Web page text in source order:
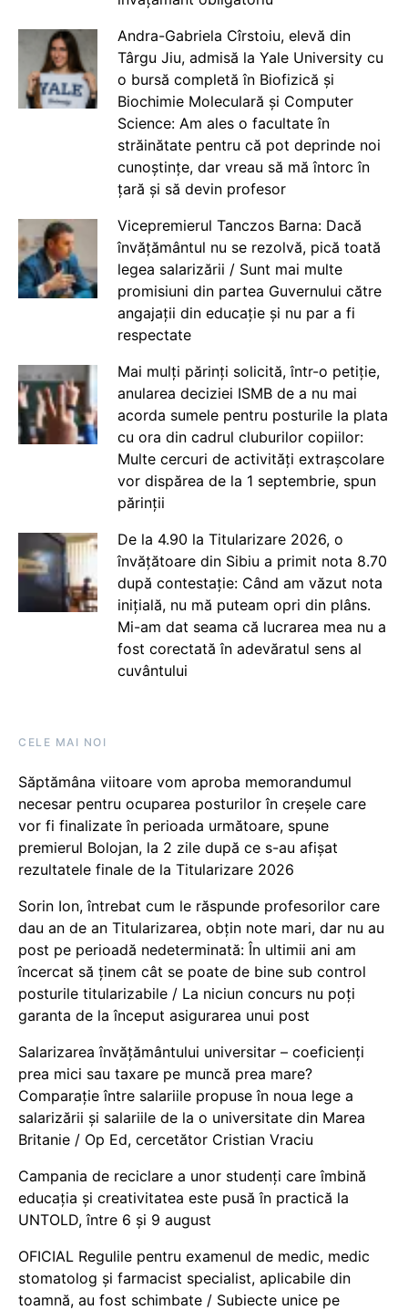
Andra-Gabriela Cîrstoiu, elevă din
Târgu Jiu, admisă la Yale University cu
o bursă completă în Biofizică și
Biochimie Moleculară și Computer
Science: Am ales o facultate în
străinătate pentru că pot deprinde noi
cunoștințe, dar vreau să mă întorc în
țară și să devin profesor
Vicepremierul Tanczos Barna: Dacă
învățământul nu se rezolvă, pică toată
legea salarizării / Sunt mai multe
promisiuni din partea Guvernului către
angajații din educație și nu par a fi
respectate
Mai mulți părinți solicită, într-o petiție,
anularea deciziei ISMB de a nu mai
acorda sumele pentru posturile la plata
cu ora din cadrul cluburilor copiilor:
Multe cercuri de activități extrașcolare
vor dispărea de la 1 septembrie, spun
părinții
De la 4.90 la Titularizare 2026, o
învățătoare din Sibiu a primit nota 8.70
după contestație: Când am văzut nota
inițială, nu mă puteam opri din plâns.
Mi-am dat seama că lucrarea mea nu a
fost corectată în adevăratul sens al
cuvântului
CELE MAI NOI
Săptămâna viitoare vom aproba memorandumul
necesar pentru ocuparea posturilor în creșele care
vor fi finalizate în perioada următoare, spune
premierul Bolojan, la 2 zile după ce s-au afișat
rezultatele finale de la Titularizare 2026
Sorin Ion, întrebat cum le răspunde profesorilor care
dau an de an Titularizarea, obțin note mari, dar nu au
post pe perioadă nedeterminată: În ultimii ani am
încercat să ținem cât se poate de bine sub control
posturile titularizabile / La niciun concurs nu poți
garanta de la început asigurarea unui post
Salarizarea învățământului universitar – coeficienți
prea mici sau taxare pe muncă prea mare?
Comparație între salariile propuse în noua lege a
salarizării și salariile de la o universitate din Marea
Britanie / Op Ed, cercetător Cristian Vraciu
Campania de reciclare a unor studenți care îmbină
educația și creativitatea este pusă în practică la
UNTOLD, între 6 și 9 august
OFICIAL Regulile pentru examenul de medic, medic
stomatolog și farmacist specialist, aplicabile din
toamnă, au fost schimbate / Subiecte unice pe